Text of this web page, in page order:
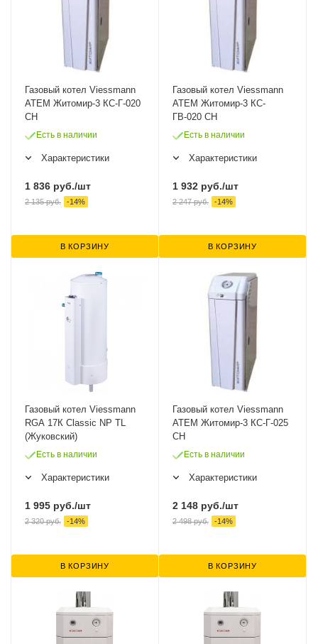
Газовый котел Viessmann
ATEM Житомир-3 КС-Г-020
СН
Есть в наличии
Характеристики
1 836 руб./шт
2 135руб. -14%
В КОРЗИНУ
Газовый котел Viessmann
ATEM Житомир-3 КС-
ГВ-020 СН
Есть в наличии
Характеристики
1 932 руб./шт
2 247руб. -14%
В КОРЗИНУ
Газовый котел Viessmann
RGA 17К Classic NP TL
(Жуковский)
Есть в наличии
Характеристики
1 995 руб./шт
2 320руб. -14%
В КОРЗИНУ
Газовый котел Viessmann
ATEM Житомир-3 КС-Г-025
СН
Есть в наличии
Характеристики
2 148 руб./шт
2 498руб. -14%
В КОРЗИНУ